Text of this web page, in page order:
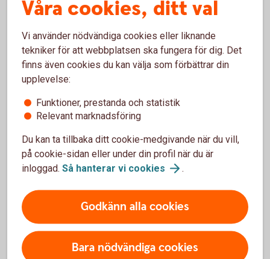
Arturo Arques
Räkneexempel bolån
Ett lånebelopp på 1 000 000 kronor, till 3,94 %
ränta (3 mån bunden, listränta senast ändrad
2026-03-28), med rak amortering
Första månadsbetalningen inklusive amortering
Våra cookies, ditt val
Vi använder nödvändiga cookies eller liknande
tekniker för att webbplatsen ska fungera för dig. Det
finns även cookies du kan välja som förbättrar din
upplevelse:
Funktioner, prestanda och statistik
Relevant marknadsföring
Du kan ta tillbaka ditt cookie-medgivande när du vill,
på cookie-sidan eller under din profil när du är
inloggad. Så hanterar vi cookies .
Godkänn alla cookies
Bara nödvändiga cookies